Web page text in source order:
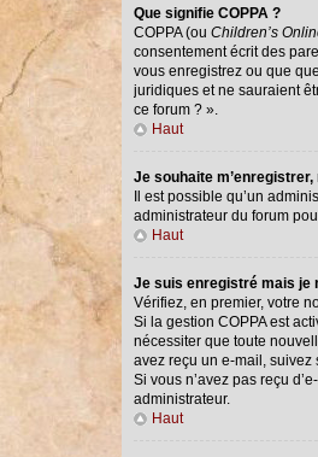
Que signifie COPPA ?
COPPA (ou Children’s
consentement écrit des
vous enregistrez ou que
juridiques et ne sauraient
ce forum ? ».
Haut
Je souhaite
Il est possible qu’un
administrateur du forum
Haut
Je suis enregistré mais je
Vérifiez, en premier, votre
Si la gestion COPPA est
nécessiter que toute
avez reçu un e-mail, suivez
Si vous n’avez pas reçu
administrateur.
Haut